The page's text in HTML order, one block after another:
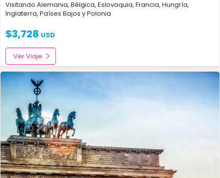
Visitando Alemania, Bélgica, Eslovaquia, Francia, Hungría,
Inglaterra, Países Bajos yPolonia
$3,728 USD
Ver Viaje